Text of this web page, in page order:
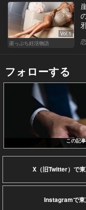
Vol.1
崖っぷち妊活物語
フォローする
この記
X（旧Twitter）で
Instagramで東